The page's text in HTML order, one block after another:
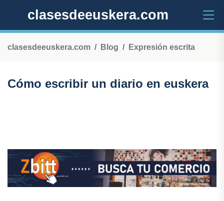
clasesdeeuskera.com
clasesdeeuskera.com Blog Expresión escrita
Cómo escribir un diario en euskera